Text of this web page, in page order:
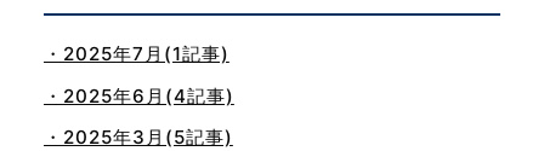
・2025年7月(1記事)
・2025年6月(4記事)
・2025年3月(5記事)